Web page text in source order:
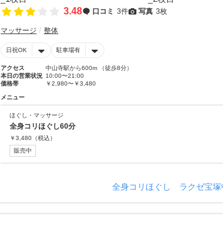
3.48 口コミ 3件 写真 3枚
マッサージ 整体
日祝OK 駐車場有
アクセス
中山寺駅から600m （徒歩8分）
本日の営業状況 10:00〜21:00
価格帯
￥2,980〜￥3,480
メニュー
ほぐし・マッサージ
全身コリほぐし60分
￥3,480 （税込）
販売中
全身コリほぐし ラクゼ宝塚